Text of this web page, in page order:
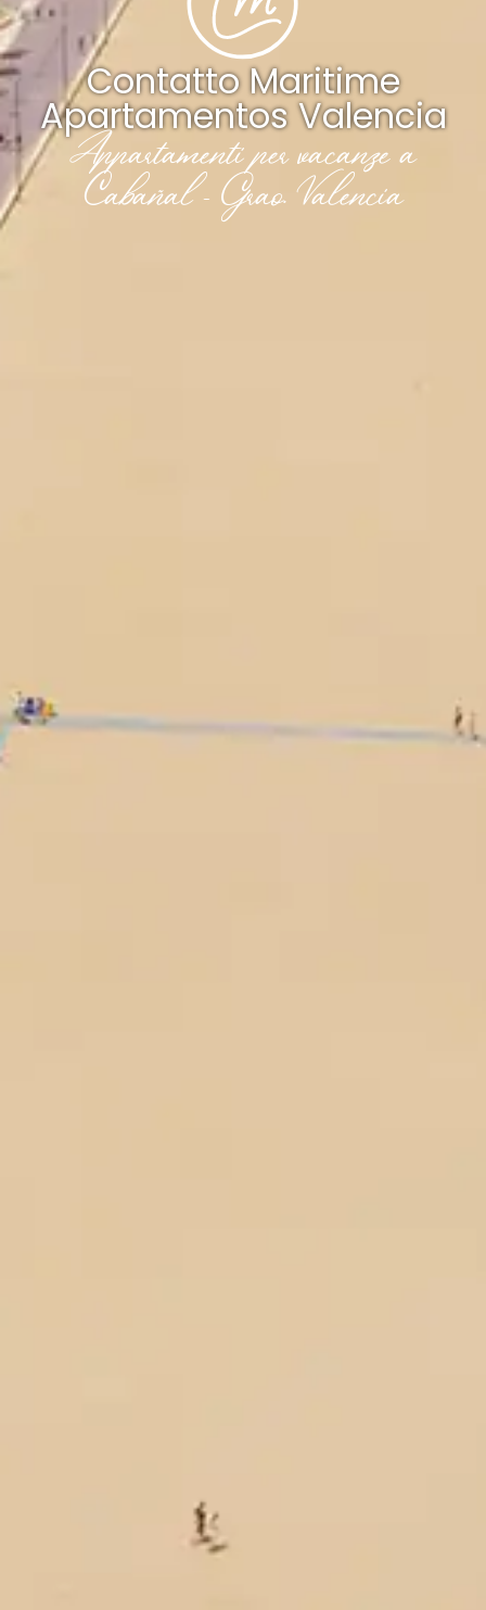
Contatto Maritime
Apartamentos Valencia
Appartamenti per vacanze a
Cabañal - Grao. Valencia